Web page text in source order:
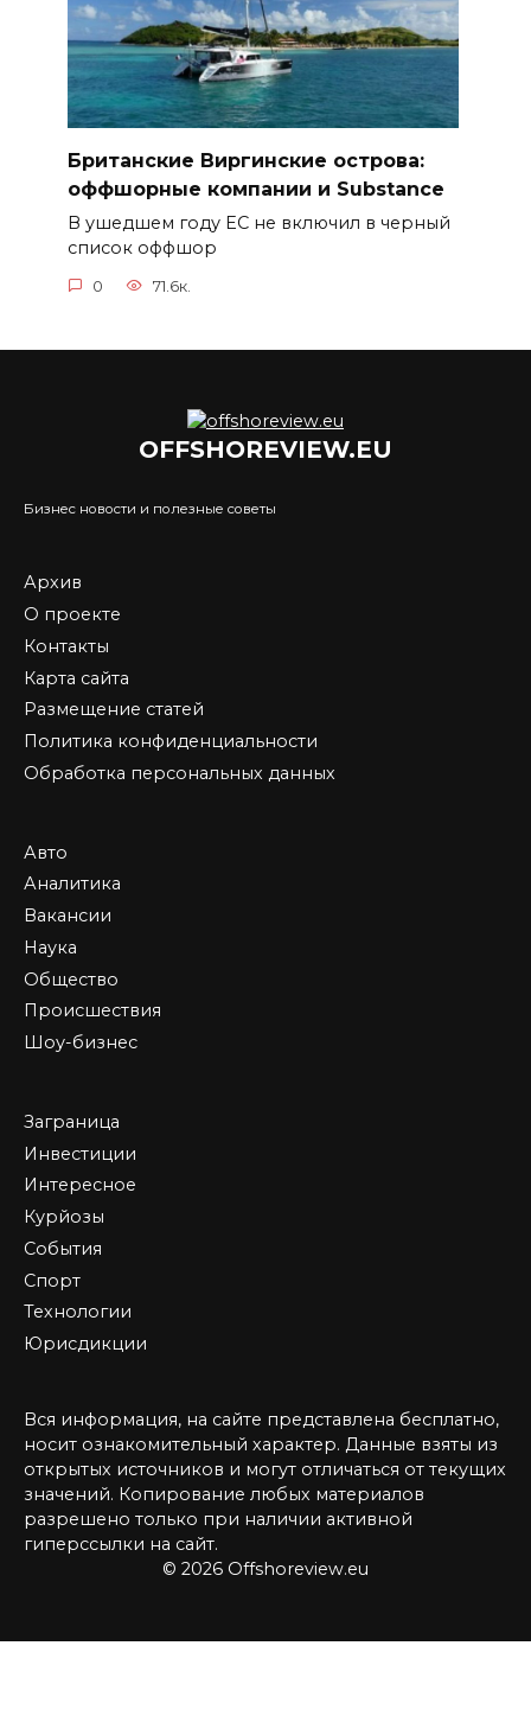
Британские Виргинские острова:
оффшорные компании и Substance
В ушедшем году ЕС не включил в черный
список оффшор
0 71.6к.
OFFSHOREVIEW.EU
Бизнес новости и полезные советы
Архив
О проекте
Контакты
Карта сайта
Размещение статей
Политика конфиденциальности
Обработка персональных данных
Авто
Аналитика
Вакансии
Наука
Общество
Происшествия
Шоу-бизнес
Заграница
Инвестиции
Интересное
Курйозы
События
Спорт
Технологии
Юрисдикции
Вся информация, на сайте представлена бесплатно,
носит ознакомительный характер. Данные взяты из
открытых источников и могут отличаться от текущих
значений. Копирование любых материалов
разрешено только при наличии активной
гиперссылки на сайт.
© 2026 Offshoreview.eu